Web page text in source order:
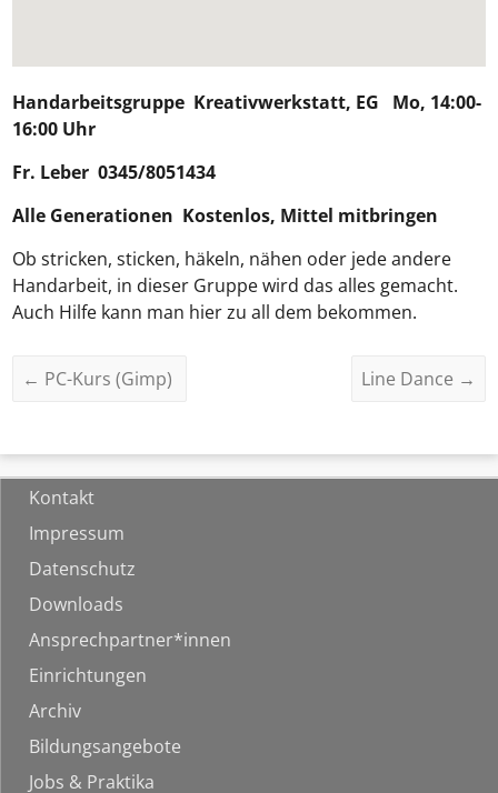
Handarbeitsgruppe Kreativwerkstatt, EG Mo, 14:00-
16:00 Uhr
Fr. Leber 0345/8051434
Alle Generationen Kostenlos, Mittel mitbringen
Ob stricken, sticken, häkeln, nähen oder jede andere
Handarbeit, in dieser Gruppe wird das alles gemacht.
Auch Hilfe kann man hier zu all dem bekommen.
← PC-Kurs (Gimp) Line Dance →
Kontakt
Impressum
Datenschutz
Downloads
Ansprechpartner*innen
Einrichtungen
Archiv
Bildungsangebote
Jobs & Praktika